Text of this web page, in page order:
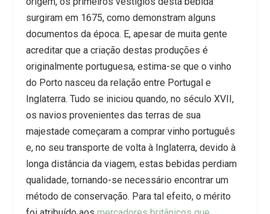
surgiram em 1675, como demonstram alguns
documentos da época. E, apesar de muita gente
acreditar que a criação destas produções é
originalmente portuguesa, estima-se que o vinho
do Porto nasceu da relação entre Portugal e
Inglaterra. Tudo se iniciou quando, no século XVII,
os navios provenientes das terras de sua
majestade começaram a comprar vinho português
e, no seu transporte de volta à Inglaterra, devido à
longa distância da viagem, estas bebidas perdiam
qualidade, tornando-se necessário encontrar um
método de conservação. Para tal efeito, o mérito